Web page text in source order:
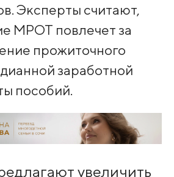
Эксперты считают,
МРОТ повлечет за
прожиточного
заработной
пособий.
увеличить